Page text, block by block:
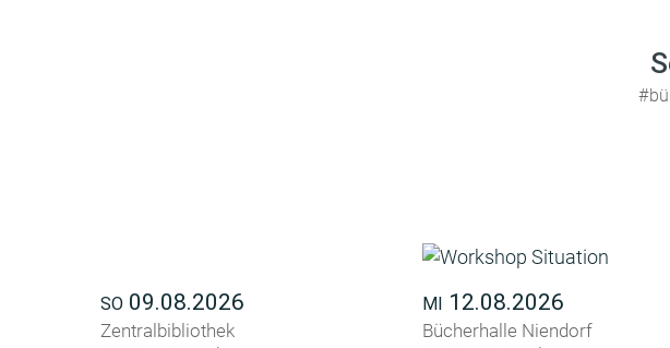
SO 09.08.2026
Zentralbibliothek
MI 12.08.2026
Bücherhalle Niendorf